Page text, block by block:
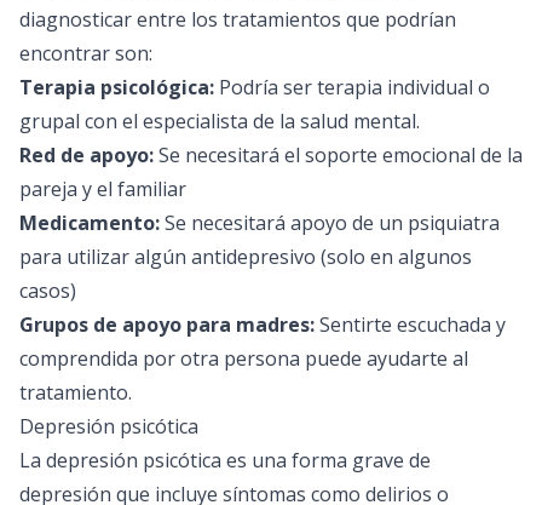
diagnosticar entre los tratamientos que podrían
encontrar son:
Terapia psicológica: Podría ser terapia individual o
grupal con el especialista de la salud mental.
Red de apoyo:Se necesitará el soporte emocional de la
pareja y el familiar
Medicamento:Se necesitará apoyo de un psiquiatra
para utilizar algún antidepresivo (solo en algunos
casos)
Grupos de apoyo para madres:Sentirte escuchada y
comprendida por otra persona puede ayudarte al
tratamiento.
Depresión psicótica
La depresión psicótica es una forma grave de
depresión que incluye síntomas como delirios o